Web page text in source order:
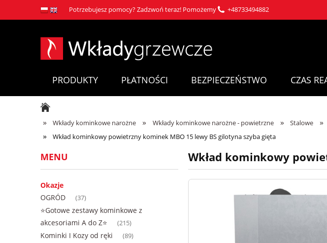
Potrzebujesz pomocy? Zadzwoń teraz! Pomożemy +48733494882
PRODUKTY PŁATNOŚCI BEZPIECZEŃSTWO CZAS
» Wkłady kominkowe narożne » Wkłady kominkowe narożne - powietrzne » Stalowe »
» Wkład kominkowy powietrzny kominek MBO 15 lewy BS gilotyna szyba gięta
MENU
Okazje
OGRÓD
(37)
⭐Gotowe zestawy kominkowe z
akcesoriami A do Z⭐
(215)
Kominki I Kozy od ręki (89)
Wkład kominkowy